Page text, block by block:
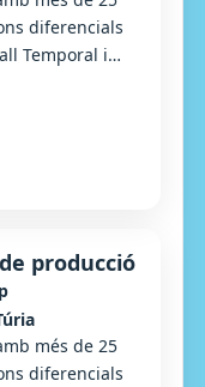
diferencials
Temporal i
producció
més de 25
diferencials